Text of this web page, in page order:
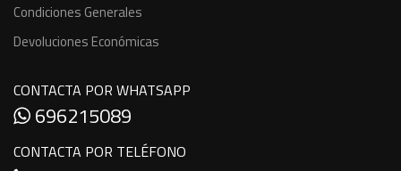
Condiciones Generales
Devoluciones Económicas
CONTACTA POR WHATSAPP
696215089
CONTACTA POR TELÉFONO